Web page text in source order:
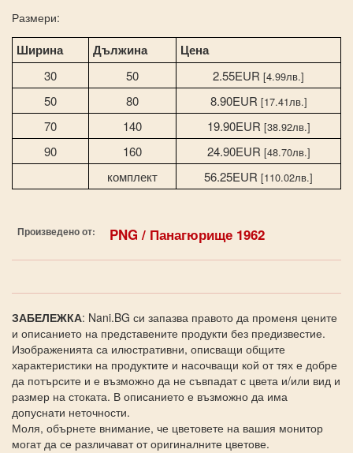
Размери:
Ширина Дължина Цена
30 50 2.55EUR [4.99лв.]
50 80 8.90EUR [17.41лв.]
70 140 19.90EUR [38.92лв.]
90 160 24.90EUR [48.70лв.]
комплект 56.25EUR [110.02лв.]
Произведено от: PNG / Панагюрище 1962
ЗАБЕЛЕЖКА: Nani.BG си запазва правото да променя цените
и описанието на представените продукти без предизвестие.
Изображенията са илюстративни, описващи общите
характеристики на продуктите и насочващи кой от тях е добре
да потърсите и е възможно да не съвпадат с цвета и/или вид и
размер на стоката. В описанието е възможно да има
допуснати неточности.
Моля, обърнете внимание, че цветовете на вашия монитор
могат да се различават от оригиналните цветове.